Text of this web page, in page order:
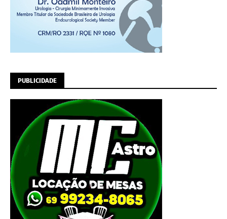
PUBLICIDADE